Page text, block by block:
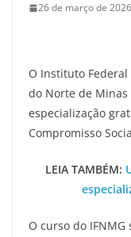
26 de março de 2026
O Instituto Federal
do Norte de Minas
especialização
Compromisso
LEIA TAMBÉM:
O curso do